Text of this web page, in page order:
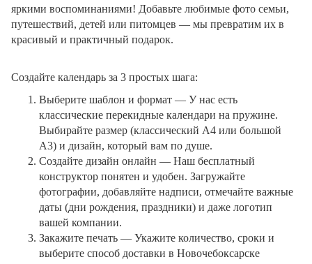
яркими воспоминаниями! Добавьте любимые фото семьи,
путешествий, детей или питомцев — мы превратим их в
красивый и практичный подарок.
Создайте календарь за 3 простых шага:
Выберите шаблон и формат — У нас есть
классические перекидные календари на пружине.
Выбирайте размер (классический A4 или большой
A3) и дизайн, который вам по душе.
Создайте дизайн онлайн — Наш бесплатный
конструктор понятен и удобен. Загружайте
фотографии, добавляйте надписи, отмечайте важные
даты (дни рождения, праздники) и даже логотип
вашей компании.
Закажите печать — Укажите количество, сроки и
выберите способ доставки в Новочебоксарске